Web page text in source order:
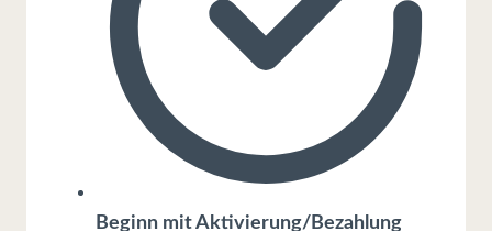
Beginn mit Aktivierung/Bezahlung